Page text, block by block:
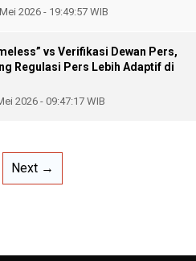
2026 - 19:49:57 WIB
vs Verifikasi Dewan Pers,
Regulasi Pers Lebih Adaptif di
2026 - 09:47:17 WIB
Next →